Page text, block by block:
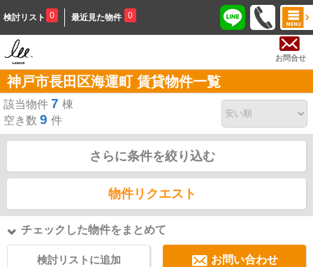
検討リスト 0 最近見た物件 0
お問合せ
神戸市長田区海運町 賃貸物件一覧
該当物件 7 棟
空き数 9 件
さらに条件を絞り込む
物件リクエスト
チェックした物件をまとめて
検討リストに追加 お問い合わせ